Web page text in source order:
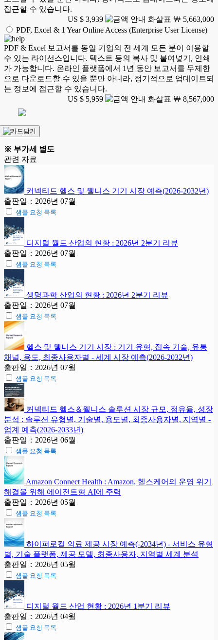
접근할 수 있습니다.
US $ 3,939
￦ 5,663,000
PDF, Excel & 1 Year Online Access (Enterprise User License)
PDF & Excel 보고서를 동일 기업의 전 세계 모든 분이 이용할
수 있는 라이선스입니다. 텍스트 등의 복사 및 붙여넣기, 인쇄
가 가능합니다. 온라인 플랫폼에서 1년 동안 보고서를 무제한
으로 다운로드할 수 있을 뿐만 아니라, 정기적으로 업데이트되
는 정보에 접근할 수 있습니다.
US $ 5,959
￦ 8,567,000
※ 부가세 별도
관련 자료
커넥티드 헬스 및 웰니스 기기 시장 예측(2026-2032년)
출판일：2026년 07월
샘플 요청 목록
디지털 월드 산업의 현황 : 2026년 2분기 리뷰
출판일：2026년 07월
샘플 요청 목록
생명과학 산업의 현황 : 2026년 2분기 리뷰
출판일：2026년 07월
샘플 요청 목록
헬스 및 웰니스 기기 시장 : 기기 유형, 접속 기술, 유통
채널, 용도, 최종사용자별 - 세계 시장 예측(2026-2032년)
출판일：2026년 07월
샘플 요청 목록
커넥티드 헬스＆웰니스 솔루션 시장 규모, 점유율, 성장
분석 : 솔루션 유형별, 기술별, 용도별, 최종사용자별, 지역별 -
업계 예측(2026-2033년)
출판일：2026년 06월
샘플 요청 목록
Amazon Connect Health : Amazon, 헬스케어의 운영 위기
해결을 위해 에이전트형 AI에 주력
출판일：2026년 05월
샘플 요청 목록
하이퍼로컬 의료 제공 시장 예측(-2034년) - 서비스 유형
별, 기술 플랫폼, 제공 모델, 최종사용자, 지역별 세계 분석
출판일：2026년 05월
샘플 요청 목록
디지털 월드 산업 현황 : 2026년 1분기 리뷰
출판일：2026년 04월
샘플 요청 목록